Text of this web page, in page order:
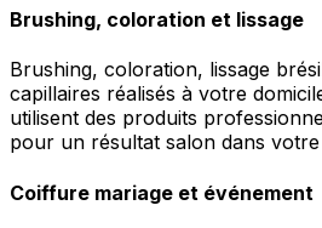
Brushing, coloration et lissage
Brushing, coloration, lissage
capillaires réalisés à votre
utilisent des produits
pour un résultat salon dans
Coiffure mariage et événement